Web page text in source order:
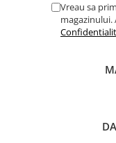
Vreau sa
magazinului.